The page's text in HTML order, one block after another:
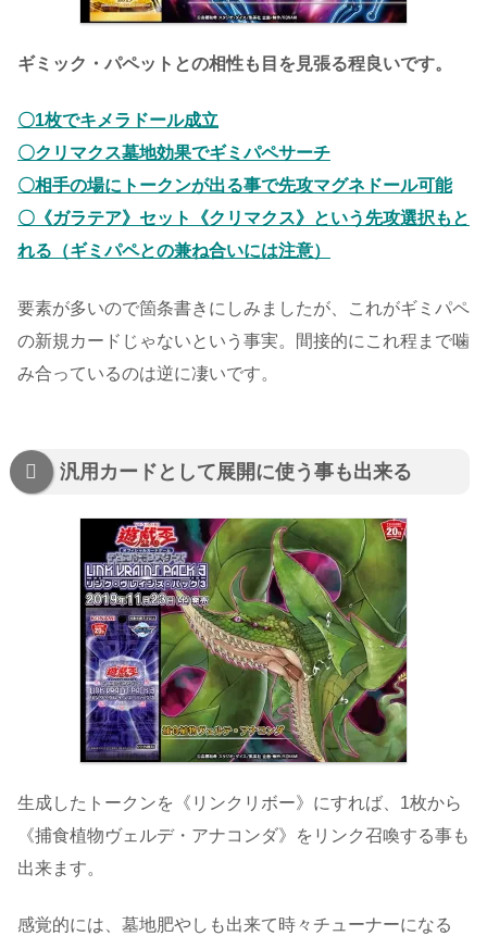
ギミック・パペットとの相性も目を見張る程良いです。
〇1枚でキメラドール成立
〇クリマクス墓地効果でギミパペサーチ
〇相手の場にトークンが出る事で先攻マグネドール可能
〇《ガラテア》セット《クリマクス》という先攻選択もと
れる（ギミパペとの兼ね合いには注意）
要素が多いので箇条書きにしみましたが、これがギミパペ
の新規カードじゃないという事実。間接的にこれ程まで噛
み合っているのは逆に凄いです。
汎用カードとして展開に使う事も出来る
生成したトークンを《リンクリボー》にすれば、1枚から
《捕食植物ヴェルデ・アナコンダ》をリンク召喚する事も
出来ます。
感覚的には、墓地肥やしも出来て時々チューナーになる